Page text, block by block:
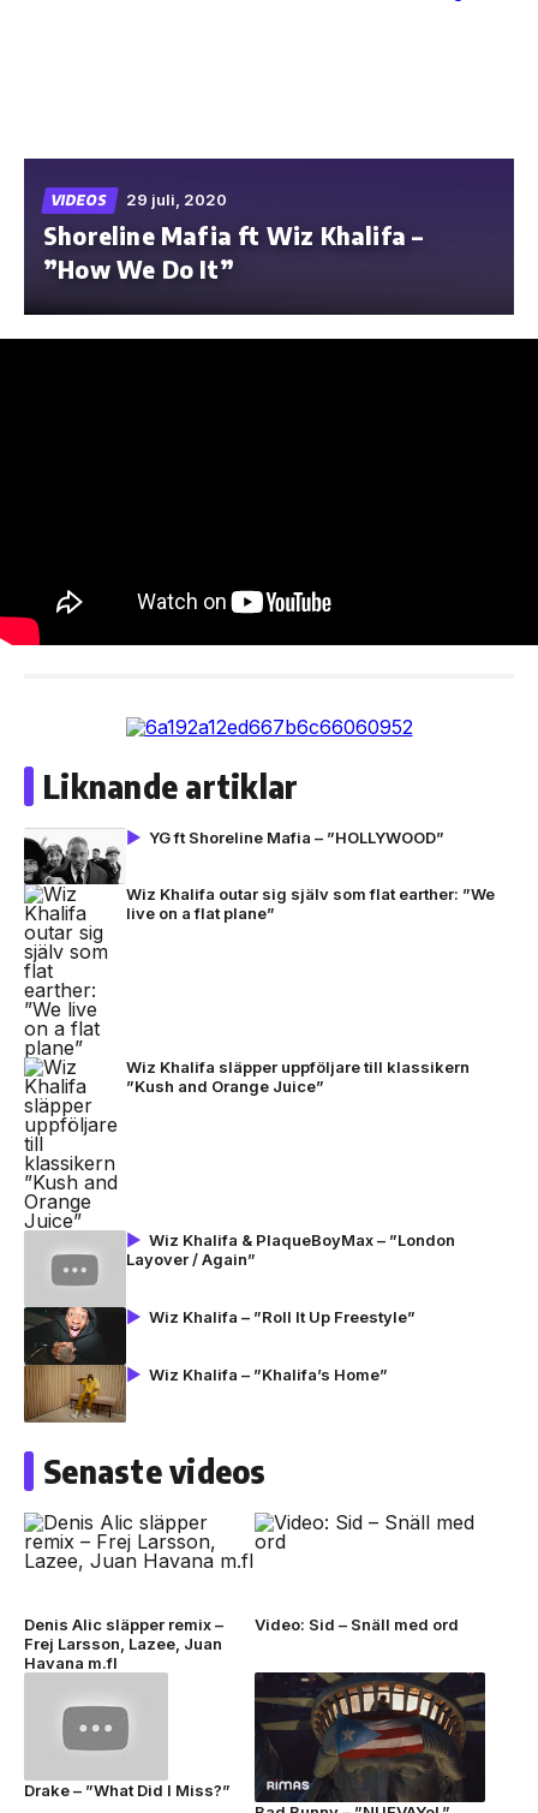
content
VIDEOS 29 juli, 2020
Shoreline Mafia ft Wiz Khalifa –
”How We Do It”
Liknande artiklar
YG ft Shoreline Mafia – ”HOLLYWOOD”
Wiz Khalifa outar sig själv som flat earther: ”We
live on a flat plane”
Wiz Khalifa släpper uppföljare till klassikern
”Kush and Orange Juice”
Wiz Khalifa & PlaqueBoyMax – ”London
Layover / Again”
Wiz Khalifa – ”Roll It Up Freestyle”
Wiz Khalifa – ”Khalifa’s Home”
Senaste videos
Denis Alic släpper remix –
Frej Larsson, Lazee, Juan
Havana m.fl
Video: Sid – Snäll med ord
Drake – ”What Did I Miss?”